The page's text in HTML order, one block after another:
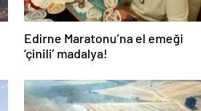
Edirne Maratonu’na el emeği
‘çinili’ madalya!